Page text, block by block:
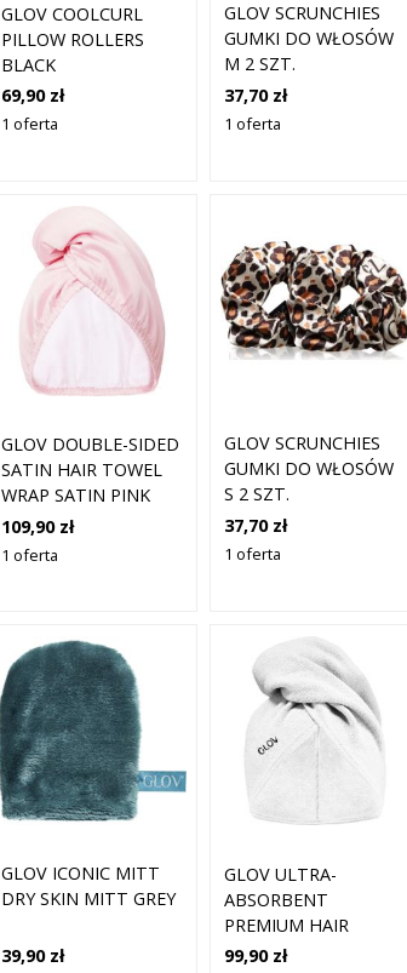
GLOV COOLCURL
PILLOW ROLLERS
BLACK
69,90 zł
1 oferta
GLOV SCRUNCHIES
GUMKI DO WŁOSÓW
M 2 SZT.
37,70 zł
1 oferta
GLOV DOUBLE-SIDED
SATIN HAIR TOWEL
WRAP SATIN PINK
109,90 zł
1 oferta
GLOV SCRUNCHIES
GUMKI DO WŁOSÓW
S 2 SZT.
37,70 zł
1 oferta
GLOV ICONIC MITT
DRY SKIN MITT GREY
39,90 zł
GLOV ULTRA-
ABSORBENT
PREMIUM HAIR
TOWEL WRAP
99,90 zł